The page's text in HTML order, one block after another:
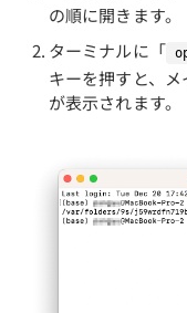
の順に開きます。
ターミナルに「
キーを押すと、
が表示されます。